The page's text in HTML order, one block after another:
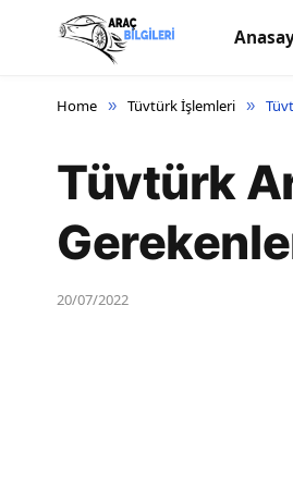
Home » Tüvtürk İşlemleri »
Tüvtürk
20/07/2022